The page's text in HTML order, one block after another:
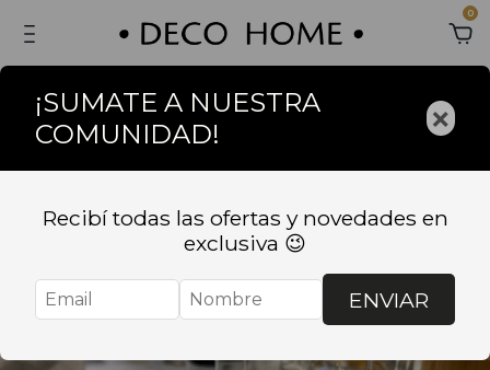
0
¡SUMATE A NUESTRA
COMUNIDAD!
×
Recibí todas las ofertas y novedades en
exclusiva 😉
ENVIAR